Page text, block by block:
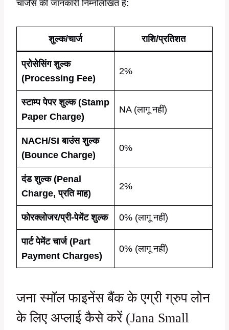
चार्जेस की जानकारी निम्नलिखित है:
शुल्क/चार्ज राशि/प्रतिशत
प्रोसेसिंग शुल्क
(Processing Fee)
2%
स्टाम्प पेपर शुल्क (Stamp
Paper Charge)
NA (लागू नहीं)
NACH/SI बाउंस शुल्क
(Bounce Charge)
0%
दंड शुल्क (Penal
Charge, प्रति माह)
2%
फोरक्लोजर/प्री-पेमेंट शुल्क 0% (लागू नहीं)
पार्ट पेमेंट चार्ज (Part
Payment Charges)
0% (लागू नहीं)
जना स्मॉल फाइनेंस बैंक के एग्री ग्रुप लोन
के लिए अप्लाई कैसे करें (Jana Small